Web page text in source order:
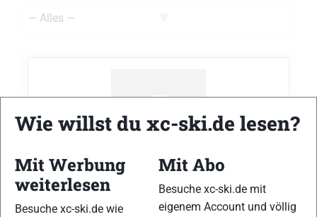
Jens Schellerantwortete zum Thema
Klassische Ski Fischer Twin Skin 202 cm
Suche/Biete vor 10 Jahre
Wie willst du xc-ski.de lesen?
Mit Werbung
weiterlesen
Besuche xc-ski.de wie
Mit Abo
Besuche xc-ski.de mit
eigenem Account und völlig